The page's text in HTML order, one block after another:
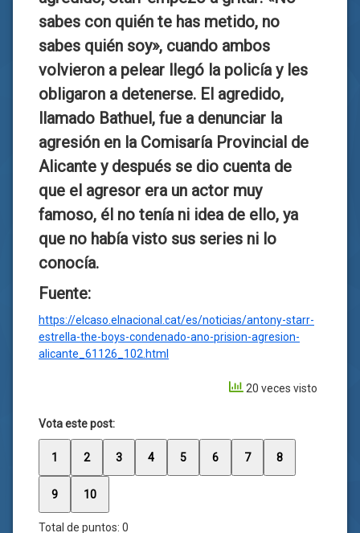
sabes con quién te has metido, no
sabes quién soy», cuando ambos
volvieron a pelear llegó la policía y les
obligaron a detenerse. El agredido,
llamado Bathuel, fue a denunciar la
agresión en la Comisaría Provincial de
Alicante y después se dio cuenta de
que el agresor era un actor muy
famoso, él no tenía ni idea de ello, ya
que no había visto sus series ni lo
conocía.
Fuente:
https://elcaso.elnacional.cat/es/noticias/antony-starr-
estrella-the-boys-condenado-ano-prision-agresion-
alicante_61126_102.html
20 veces visto
Vota este post:
1 2 3 4 5 6 7 8
9 10
Total de puntos: 0